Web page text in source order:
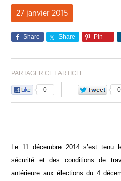
27 janvier 2015
Share Share Pin
PARTAGER CET ARTICLE
0 0
Le 11 décembre 2014 s’est tenu
sécurité et des conditions de
antérieure aux élections du 4